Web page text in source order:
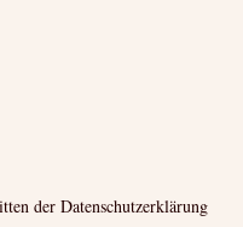
der Datenschutzerklärung